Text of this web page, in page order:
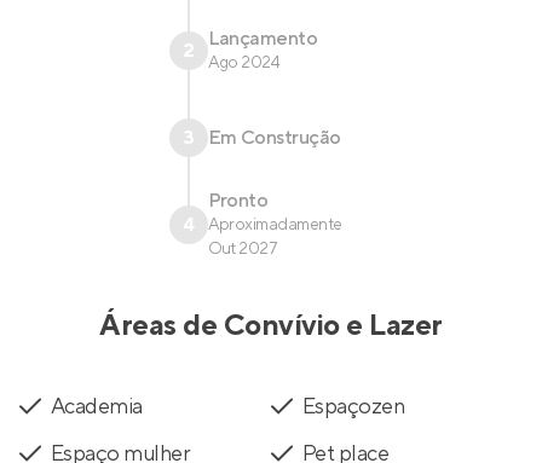
2 Lançamento
Ago 2024
3 Em Construção
4
Pronto
Aproximadamente
Out 2027
Áreas de Convívio e Lazer
Academia
Espaçozen
Espaço mulher
Pet place